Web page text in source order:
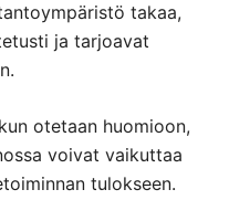
takaa,
ja tarjoavat
otetaan huomioon,
voivat vaikuttaa
tulokseen.